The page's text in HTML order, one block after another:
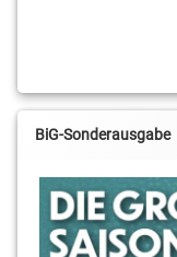
BiG-Sonderausgabe